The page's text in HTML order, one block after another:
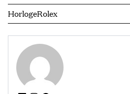
HorlogeRolex